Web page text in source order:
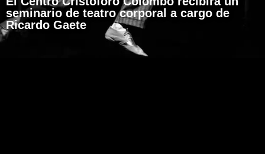
seminario de teatro corporal a cargo de
Ricardo Gaete